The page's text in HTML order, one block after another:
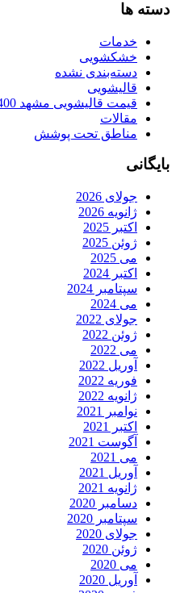
دسته ها
خدمات
خشکشویی
دسته‌بندی نشده
قالیشویی
قیمت قالیشویی مشهد 1400
مقالات
مناطق تحت پوشش
بایگانی
جولای 2026
ژانویه 2026
اکتبر 2025
ژوئن 2025
می 2025
اکتبر 2024
سپتامبر 2024
می 2024
جولای 2022
ژوئن 2022
می 2022
آوریل 2022
فوریه 2022
ژانویه 2022
نوامبر 2021
اکتبر 2021
آگوست 2021
می 2021
آوریل 2021
ژانویه 2021
دسامبر 2020
سپتامبر 2020
جولای 2020
ژوئن 2020
می 2020
آوریل 2020